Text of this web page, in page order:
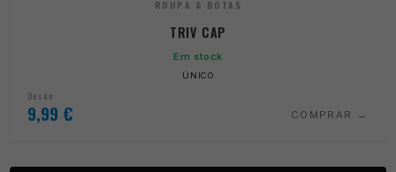
ROUPA & BOTAS
TRIV CAP
Em stock
ÚNICO
Desde
9,99 € COMPRAR